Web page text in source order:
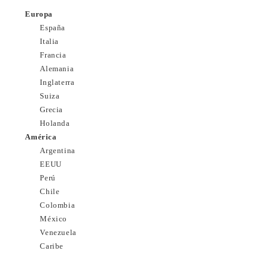
Europa
España
Italia
Francia
Alemania
Inglaterra
Suiza
Grecia
Holanda
América
Argentina
EEUU
Perú
Chile
Colombia
México
Venezuela
Caribe